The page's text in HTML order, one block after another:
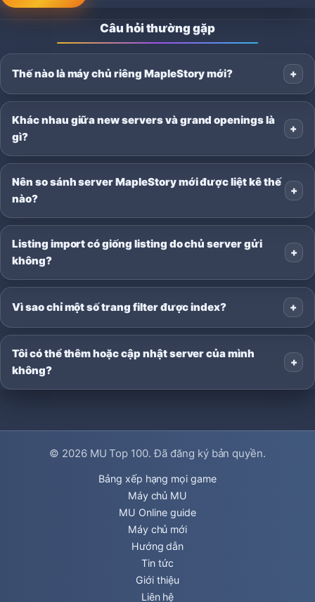
Câu hỏi thường gặp
Thế nào là máy chủ riêng MapleStory mới?
Khác nhau giữa new servers và grand openings là
gì?
Nên so sánh server MapleStory mới được liệt kê thế
nào?
Listing import có giống listing do chủ server gửi
không?
Vì sao chỉ một số trang filter được index?
Tôi có thể thêm hoặc cập nhật server của mình
không?
© 2026 MU Top 100. Đã đăng ký bản quyền.
Bảng xếp hạng mọi game
Máy chủ MU
MU Online guide
Máy chủ mới
Hướng dẫn
Tin tức
Giới thiệu
Liên hệ